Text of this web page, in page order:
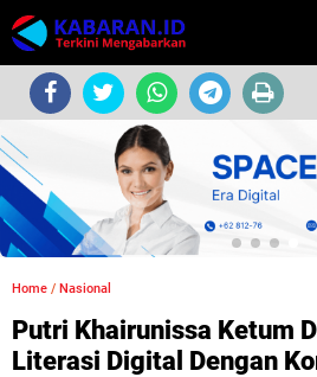
Home / Nasional
Putri Khairunissa Ketum
Literasi Digital Dengan